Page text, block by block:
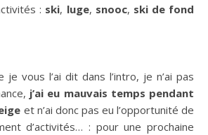
: ski, luge, snooc, ski de fond
je vous l’ai dit dans l’intro, je n’ai pas
j’ai eu mauvais temps pendant
et n’ai donc pas eu l’opportunité de
d’activités… : pour une prochaine